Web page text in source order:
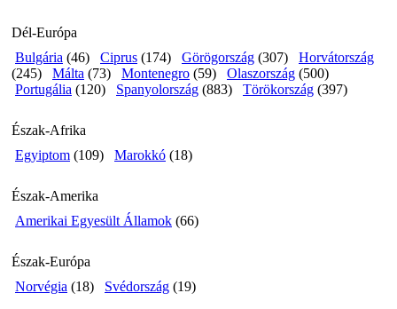
Dél-Európa
Bulgária (46) Ciprus (174) Görögország (307)
Horvátország
(245)
Málta (73) Montenegro (59) Olaszország (500)
Portugália (120) Spanyolország (883) Törökország (397)
Észak-Afrika
Egyiptom (109) Marokkó (18)
Észak-Amerika
Amerikai Egyesült Államok (66)
Észak-Európa
Norvégia (18) Svédország (19)